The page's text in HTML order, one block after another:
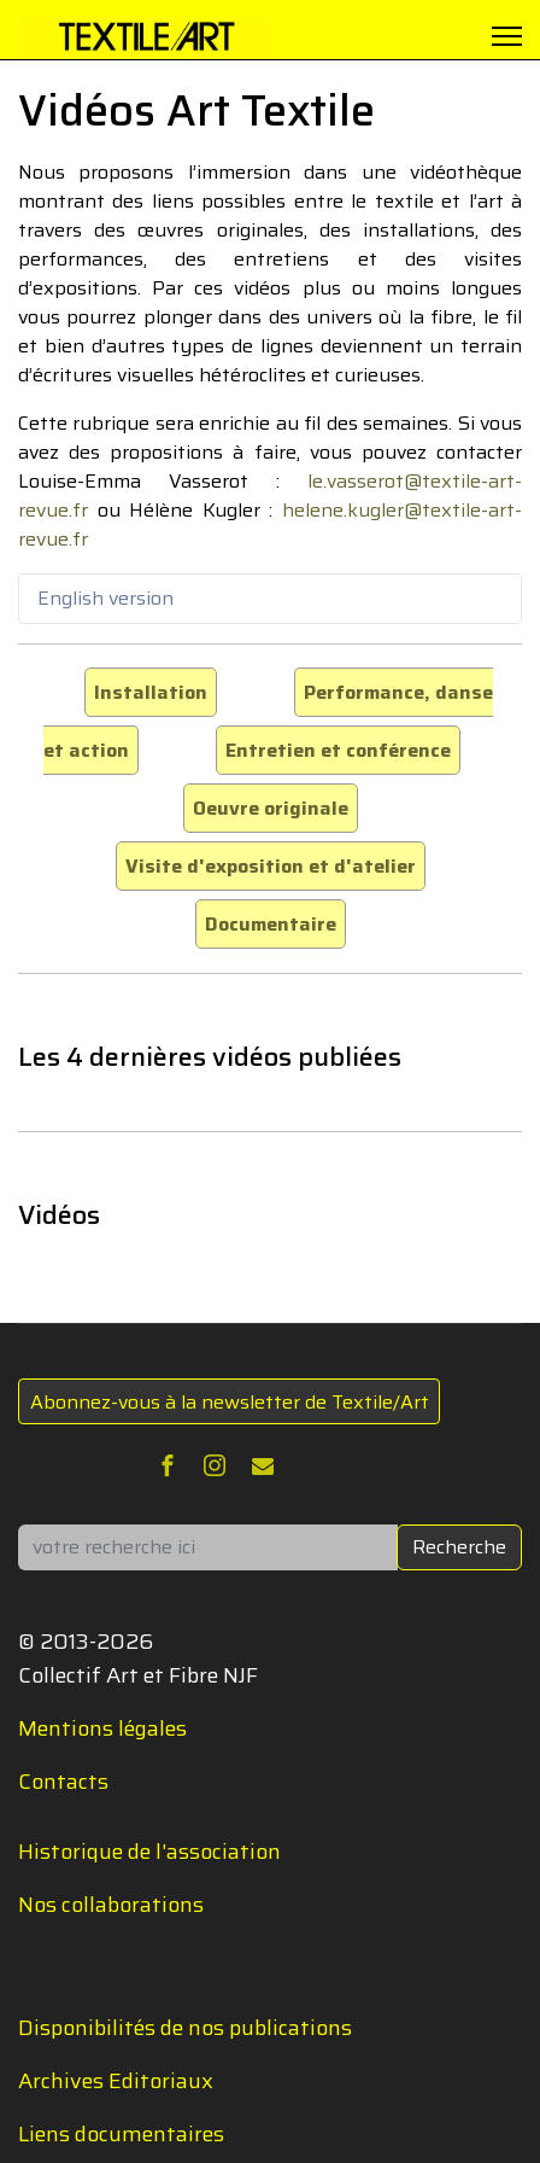
Vidéos Art Textile
Nous proposons l’immersion dans une vidéothèque
montrant des liens possibles entre le textile et l’art à
travers des œuvres originales, des installations, des
performances, des entretiens et des visites
d’expositions. Par ces vidéos plus ou moins longues
vous pourrez plonger dans des univers où la fibre, le fil
et bien d’autres types de lignes deviennent un terrain
d’écritures visuelles hétéroclites et curieuses.
Cette rubrique sera enrichie au fil des semaines. Si vous
avez des propositions à faire, vous pouvez contacter
Louise-Emma Vasserot : le.vasserot@textile-art-
revue.fr ou Hélène Kugler : helene.kugler@textile-art-
revue.fr
English version
Installation
Performance, danse
et action
Entretien et conférence
Oeuvre originale
Visite d'exposition et d'atelier
Documentaire
Les 4 dernières vidéos publiées
Vidéos
Abonnez-vous à la newsletter de Textile/Art
Rechercher Recherche
© 2013-2026
Collectif Art et Fibre NJF
Mentions légales
Contacts
Historique de l'association
Nos collaborations
Disponibilités de nos publications
Archives Editoriaux
Liens documentaires